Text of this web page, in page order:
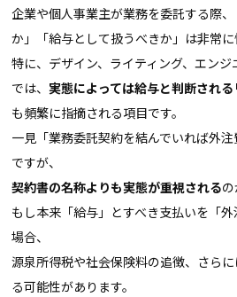
企業や個人事業主が業務を委託する際
か」「給与として扱うべきか」は非常に
特に、デザイン、ライティング、エン
では、実態によっては給与と判断され
も頻繁に指摘される項目です。
一見「業務委託契約を結んでいれば外
ですが、
契約書の名称よりも実態が重視される
もし本来「給与」とすべき支払いを「
場合、
源泉所得税や社会保険料の追徴、さら
る可能性があります。